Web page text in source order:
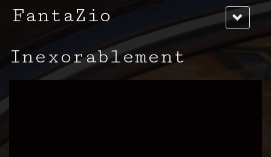
FantaZio
Inexorablement